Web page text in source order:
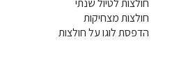
חולצות לטיול שנתי
חולצות מצחיקות
הדפסת לוגו על חולצות